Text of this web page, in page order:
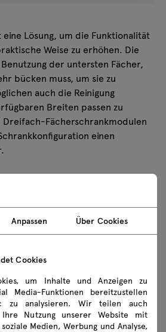
Lösung, um die Funktionalität
Weise zu erhöhen. Die
der untersten Fächer,
bücken muss, um sie zu
auch die Reinigung
Breiten passen zu
Fächerschrankmodulen
einen
Anpassen Über Cookies
Cookies
um Inhalte und Anzeigen zu
Media-Funktionen bereitzustellen
zu analysieren. Wir teilen auch
Nutzung unserer Website mit
Medien, Werbung und Analyse,